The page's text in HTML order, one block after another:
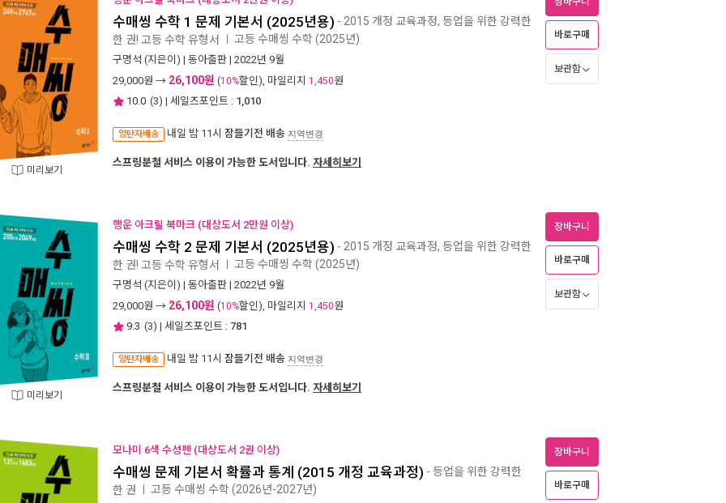
미리보기
수매씽 수학 1 문제 기본서 (2025년용) - 2015 개정 교육과정, 등업을 위한 강력한
한 권! 고등 수학 유형서 고등 수매씽 수학 (2025년)
구명석 (지은이) | 동아출판 | 2022년 9월
29,000원 → 26,100원 (10%할인), 마일리지 1,450원
10.0 (3) | 세일즈포인트 : 1,010
양탄자배송 내일 밤 11시 잠들기전 배송 지역변경
바로구매
보관함
스프링분철 서비스 이용이 가능한 도서입니다. 자세히보기
미리보기
행운 아크릴 북마크 (대상도서 2만원 이상)
수매씽 수학 2 문제 기본서 (2025년용) - 2015 개정 교육과정, 등업을 위한 강력한
한 권! 고등 수학 유형서 고등 수매씽 수학 (2025년)
구명석 (지은이) | 동아출판 | 2022년 9월
29,000원 → 26,100원 (10%할인), 마일리지 1,450원
9.3 (3) | 세일즈포인트 : 781
양탄자배송 내일 밤 11시 잠들기전 배송 지역변경
장바구니
바로구매
보관함
스프링분철 서비스 이용이 가능한 도서입니다. 자세히보기
모나미 6색 수성펜 (대상도서 2권 이상)
수매씽 문제 기본서 확률과 통계 (2015 개정 교육과정) - 등업을 위한 강력한
한 권 고등 수매씽 수학 (2026년-2027년)
장바구니
바로구매